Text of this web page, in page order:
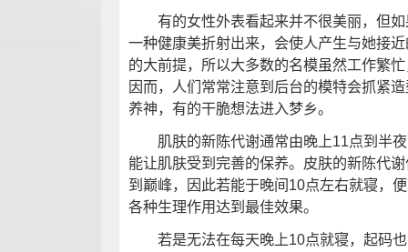
有的女性外表看起来并不很美丽，但如
一种健康美折射出来，会使人产生与她接
的大前提，所以大多数的名模虽然工作繁
因而，人们常常注意到后台的模特会抓紧
养神，有的干脆想法进入梦乡。
肌肤的新陈代谢通常由晚上11点到半夜
能让肌肤受到完善的保养。皮肤的新陈代
到巅峰，因此若能于晚间10点左右就寝，
各种生理作用达到最佳效果。
若是无法在每天晚上10点就寝，起码也